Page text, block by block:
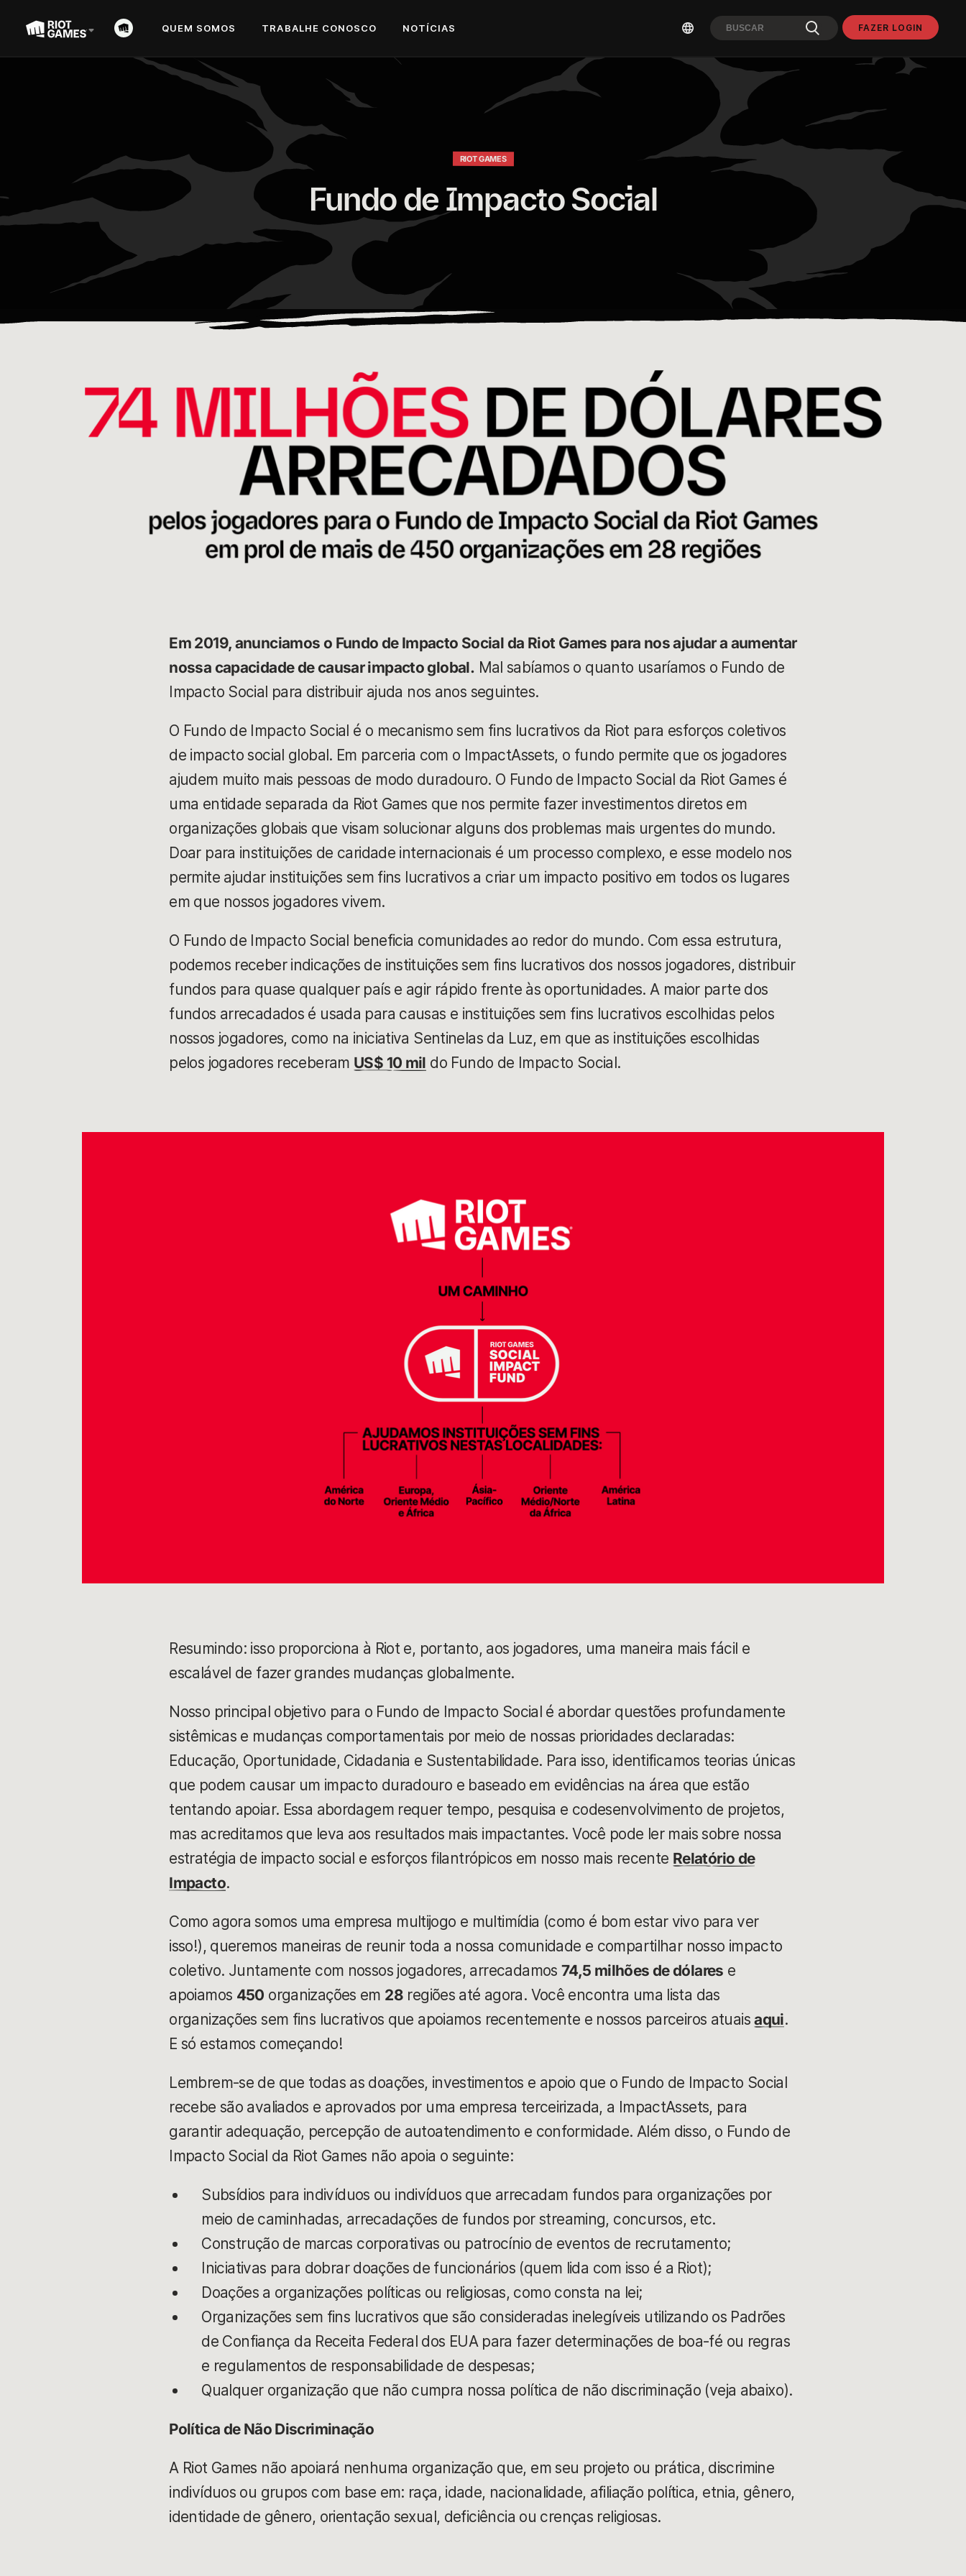
QUEM SOMOS TRABALHE CONOSCO NOTÍCIAS FAZER LOGIN
RIOT GAMES
Fundo de Impacto Social
Em 2019, anunciamos o Fundo de Impacto Social da Riot Games para nos ajudar a aumentar
nossa capacidade de causar impacto global. Mal sabíamos o quanto usaríamos o Fundo de
Impacto Social para distribuir ajuda nos anos seguintes.
O Fundo de Impacto Social é o mecanismo sem fins lucrativos da Riot para esforços coletivos
de impacto social global. Em parceria com o ImpactAssets, o fundo permite que os jogadores
ajudem muito mais pessoas de modo duradouro. O Fundo de Impacto Social da Riot Games é
uma entidade separada da Riot Games que nos permite fazer investimentos diretos em
organizações globais que visam solucionar alguns dos problemas mais urgentes do mundo.
Doar para instituições de caridade internacionais é um processo complexo, e esse modelo nos
permite ajudar instituições sem fins lucrativos a criar um impacto positivo em todos os lugares
em que nossos jogadores vivem.
O Fundo de Impacto Social beneficia comunidades ao redor do mundo. Com essa estrutura,
podemos receber indicações de instituições sem fins lucrativos dos nossos jogadores, distribuir
fundos para quase qualquer país e agir rápido frente às oportunidades. A maior parte dos
fundos arrecadados é usada para causas e instituições sem fins lucrativos escolhidas pelos
nossos jogadores, como na iniciativa Sentinelas da Luz, em que as instituições escolhidas
pelos jogadores receberam US$ 10 mil do Fundo de Impacto Social.
Resumindo: isso proporciona à Riot e, portanto, aos jogadores, uma maneira mais fácil e
escalável de fazer grandes mudanças globalmente.
Nosso principal objetivo para o Fundo de Impacto Social é abordar questões profundamente
sistêmicas e mudanças comportamentais por meio de nossas prioridades declaradas:
Educação, Oportunidade, Cidadania e Sustentabilidade. Para isso, identificamos teorias únicas
que podem causar um impacto duradouro e baseado em evidências na área que estão
tentando apoiar. Essa abordagem requer tempo, pesquisa e codesenvolvimento de projetos,
mas acreditamos que leva aos resultados mais impactantes. Você pode ler mais sobre nossa
estratégia de impacto social e esforços filantrópicos em nosso mais recente Relatório de
Impacto.
Como agora somos uma empresa multijogo e multimídia (como é bom estar vivo para ver
isso!), queremos maneiras de reunir toda a nossa comunidade e compartilhar nosso impacto
coletivo. Juntamente com nossos jogadores, arrecadamos74,5 milhões de dólares e
apoiamos 450 organizações em 28 regiões até agora. Você encontra uma lista das
organizações sem fins lucrativos que apoiamos recentemente e nossos parceiros atuaisaqui.
E só estamos começando!
Lembrem-se de que todas as doações, investimentos e apoio que o Fundo de Impacto Social
recebe são avaliados e aprovados por uma empresa terceirizada, a ImpactAssets, para
garantir adequação, percepção de autoatendimento e conformidade. Além disso, o Fundo de
Impacto Social da Riot Games não apoia o seguinte:
Subsídios para indivíduos ou indivíduos que arrecadam fundos para organizações por
meio de caminhadas, arrecadações de fundos por streaming, concursos, etc.
Construção de marcas corporativas ou patrocínio de eventos de recrutamento;
Iniciativas para dobrar doações de funcionários (quem lida com isso é a Riot);
Doações a organizações políticas ou religiosas, como consta na lei;
Organizações sem fins lucrativos que são consideradas inelegíveis utilizando os Padrões
de Confiança da Receita Federal dos EUA para fazer determinações de boa-fé ou regras
e regulamentos de responsabilidade de despesas;
Qualquer organização que não cumpra nossa política de não discriminação (veja abaixo).
Política de Não Discriminação
A Riot Games não apoiará nenhuma organização que, em seu projeto ou prática, discrimine
indivíduos ou grupos com base em: raça, idade, nacionalidade, afiliação política, etnia, gênero,
identidade de gênero, orientação sexual, deficiência ou crenças religiosas.